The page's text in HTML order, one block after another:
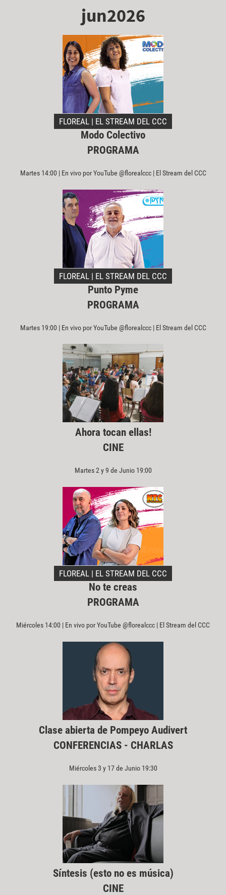
jun2026
FLOREAL | EL STREAM DEL CCC
Modo Colectivo
PROGRAMA
Martes 14:00 | En vivo por YouTube @florealccc | El Stream del CCC
FLOREAL | EL STREAM DEL CCC
Punto Pyme
PROGRAMA
Martes 19:00 | En vivo por YouTube @florealccc | El Stream del CCC
Ahora tocan ellas!
CINE
Martes 2 y 9 de Junio 19:00
FLOREAL | EL STREAM DEL CCC
No te creas
PROGRAMA
Miércoles 14:00 | En vivo por YouTube @florealccc | El Stream del CCC
Clase abierta de Pompeyo Audivert
CONFERENCIAS - CHARLAS
Miércoles 3 y 17 de Junio 19:30
Síntesis (esto no es música)
CINE